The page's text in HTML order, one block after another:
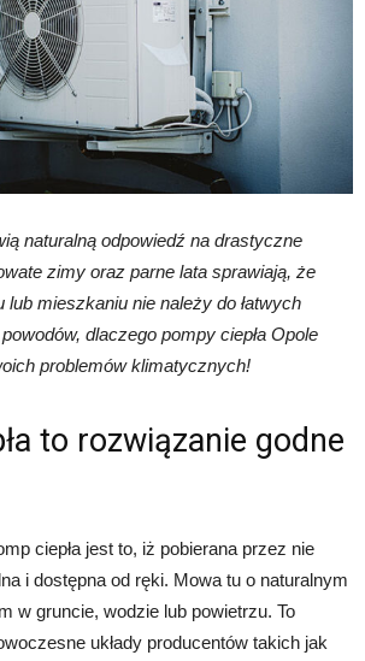
naturalną odpowiedź na drastyczne
zimy oraz parne lata sprawiają, że
lub mieszkaniu nie należy do łatwych
dlaczego pompy ciepła Opole
problemów klimatycznych!
to rozwiązanie godne
ciepła jest to, iż pobierana przez nie
i dostępna od ręki. Mowa tu o naturalnym
w gruncie, wodzie lub powietrzu. To
układy producentów takich jak